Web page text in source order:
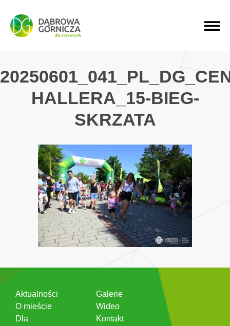
PRZEJDŹ DO MENU GŁÓWNEGO
PRZEJDŹ DO WYSZUKIWARKI
PRZEJDŹ DO TREŚCI
HALLERA_15-BIEG-
SKRZATA
Aktualności
O mieście
Dla
Galerie
Wideo
Kontakt